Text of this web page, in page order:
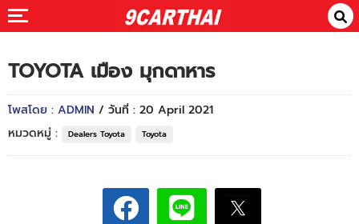
TOYOTA เมือง มุกดาหาร
โพสโดย : ADMIN / วันที่ : 20 April 2021
หมวดหมู่ :
Dealers Toyota Toyota